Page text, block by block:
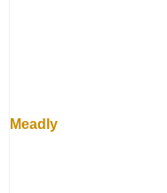
Meadly